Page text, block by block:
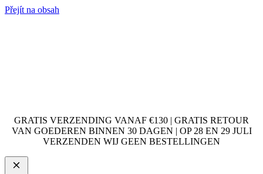
Přejít na obsah
GRATIS VERZENDING VANAF €130 | GRATIS RETOUR
VAN GOEDEREN BINNEN 30 DAGEN | OP 28 EN 29 JULI
VERZENDEN WIJ GEEN BESTELLINGEN